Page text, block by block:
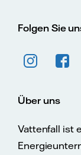
Folgen Sie
Über uns
Vattenfall ist